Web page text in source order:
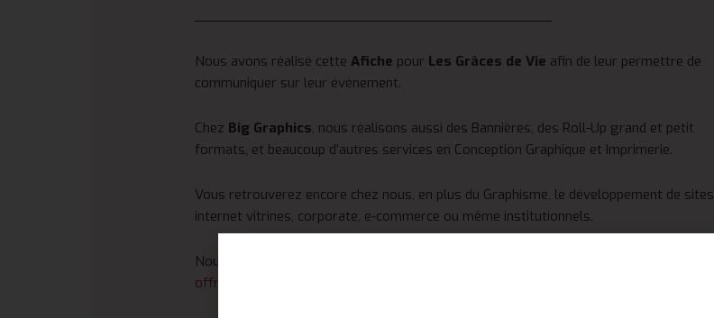
Nous avons réalisé cette Afiche pour Les Grâces de Vie afin de leur permettre de
communiquer sur leur événement.
Chez Big Graphics, nous réalisons aussi des Bannières, des Roll-Up grand et petit
formats, et beaucoup d’autres services en Conception Graphique et Imprimerie.
Vous retrouverez encore chez nous, en plus du Graphisme, le développement de sites
internet vitrines, corporate, e-commerce ou même institutionnels.
Nous vous invitons à continuer la navigation pour mieux
offrons